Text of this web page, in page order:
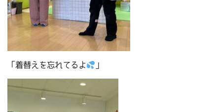
「着替えを忘れてるよ 」